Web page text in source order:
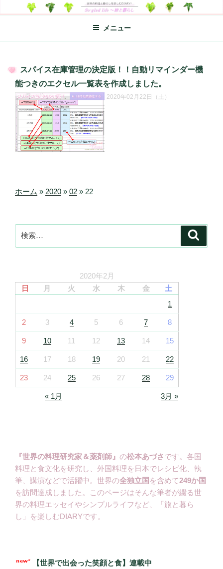
ン
ン
SO-GLAD LIFE～旅と暮らし
世界の料理のエッセイやレシピ、シンプルライフ、楽しい暮らしなどを
綴る、世界248か国を旅した松本あづさのDIARYです
メニュー
投
稿
日:
スパイス在庫管理の決定版！！自動リマインダー機
能つきのエクセル一覧表を作成しました。
2020年02月22日（土）
ホーム » 2020 » 02 » 22
索:
2020年2月
日
月 火 水 木 金
土
1
2 3 4 5 6 7 8
9 10 11 12 13 14 15
16 17 18 19 20 21 22
23 24 25 26 27 28 29
« 1月 3月 »
『世界の料理研究家＆薬剤師』 の松本あづさです。各国
料理と食文化を研究し、外国料理を日本でレシピ化、執
筆、講演などで活躍中。世界の全独立国 を含めて249か国
を訪問達成しました。このページはそんな筆者が綴る世
界の料理エッセイやシンプルライフなど、「旅と暮ら
し」を楽しむDIARYです。
【世界で出会った笑顔と食】連載中